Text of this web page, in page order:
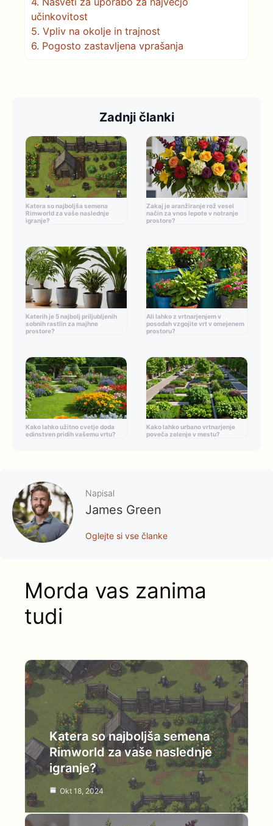
učinkovitost
5. Vpliv na okolje in trajnost
6. Pogosto zastavljena vprašanja
Zadnji članki
Katera so najboljša semena
Rimworld za vaše naslednje
igranje?
Zakaj je aranžiranje rož vesel
način za vnos lepote v notranje
prostore?
Katerih je 5 najbolj priljubljenih
sobnih rastlin za majhne
prostore?
Ali lahko z vrtnarjenjem v
posodah vzgojite vrt v omejenem
prostoru?
Kako lahko užitno cvetje doda
edinstven pridih vašemu vrtu?
Kako lahko urbano vrtnarjenje
poveča zelenje v mestu?
Napisal
James Green
Oglejte si vse članke
Morda vas zanima
tudi
Katera so najboljša semena
Rimworld za vaše naslednje
igranje?
Okt 18, 2024